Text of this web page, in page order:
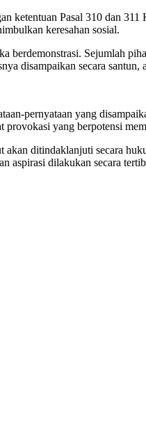
ketentuan Pasal 310 dan
keresahan sosial.
berdemonstrasi. Sejumlah
disampaikan secara
pernyataan yang
provokasi yang berpotensi
ditindaklanjuti secara
dilakukan secara